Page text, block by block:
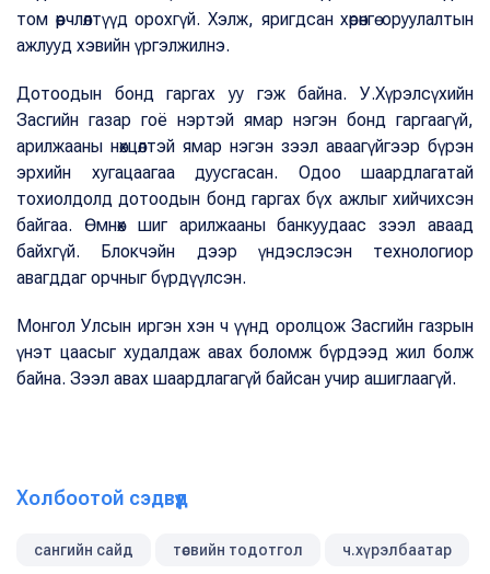
том өөрчлөлтүүд орохгүй. Хэлж, яригдсан хөрөнгө оруулалтын
ажлууд хэвийн үргэлжилнэ.
Дотоодын бонд гаргах уу гэж байна. У.Хүрэлсүхийн
Засгийн газар гоё нэртэй ямар нэгэн бонд гаргаагүй,
арилжааны нөхцөлтэй ямар нэгэн зээл аваагүйгээр бүрэн
эрхийн хугацаагаа дуусгасан. Одоо шаардлагатай
тохиолдолд дотоодын бонд гаргах бүх ажлыг хийчихсэн
байгаа. Өмнөх шиг арилжааны банкуудаас зээл аваад
байхгүй. Блокчэйн дээр үндэслэсэн технологиор
авагддаг орчныг бүрдүүлсэн.
Монгол Улсын иргэн хэн ч үүнд оролцож Засгийн газрын
үнэт цаасыг худалдаж авах боломж бүрдээд жил болж
байна. Зээл авах шаардлагагүй байсан учир ашиглаагүй.
Холбоотой сэдвүүд
сангийн сайд төсвийн тодотгол ч.хүрэлбаатар